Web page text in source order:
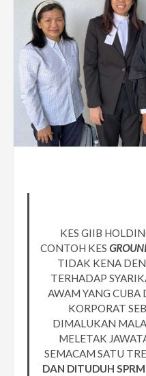
KES GIIB
CONTOH KES
TIDAK KENA
TERHADAP
AWAM YANG CUBA
KORPORAT
DIMALUKAN
MELETAK
SEMACAM SATU
DAN DITUDUH SPRM